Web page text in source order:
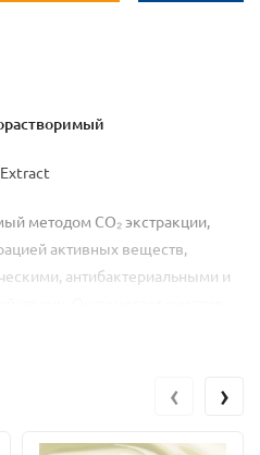
методом CO₂ экстракции,
активных веществ,
антибактериальными и
улучшает микроциркуляцию и
что делает его
и проблемной кожей.
‹ ›